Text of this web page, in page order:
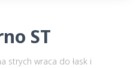
ST
strych wraca do łask i